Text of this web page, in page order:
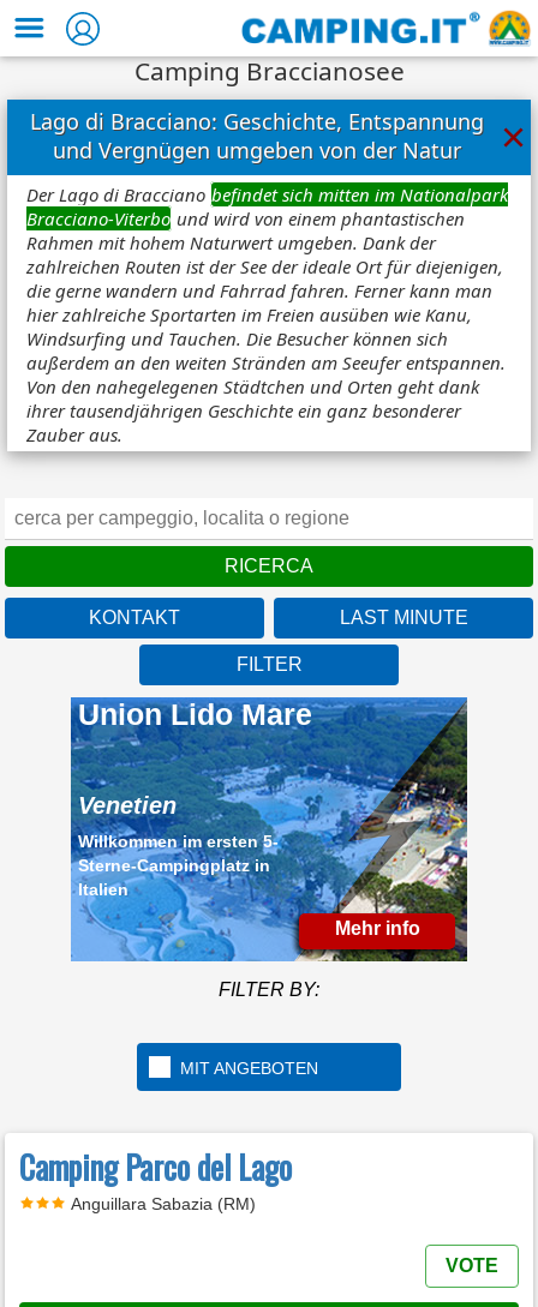
Camping Braccianosee
Lago di Bracciano: Geschichte, Entspannung
und Vergnügen umgeben von der Natur
×
Der Lago di Bracciano befindet sich mitten im Nationalpark
Bracciano-Viterbo und wird von einem phantastischen
Rahmen mit hohem Naturwert umgeben. Dank der
zahlreichen Routen ist der See der ideale Ort für diejenigen,
die gerne wandern und Fahrrad fahren. Ferner kann man
hier zahlreiche Sportarten im Freien ausüben wie Kanu,
Windsurfing und Tauchen. Die Besucher können sich
außerdem an den weiten Stränden am Seeufer entspannen.
Von den nahegelegenen Städtchen und Orten geht dank
ihrer tausendjährigen Geschichte ein ganz besonderer
Zauber aus.
KONTAKT LAST MINUTE
FILTER
Union Lido Mare
Venetien
Willkommen im ersten 5-
Sterne-Campingplatz in
Italien
Mehr info
FILTER BY:
MIT ANGEBOTEN
Camping Parco del Lago
Anguillara Sabazia (RM)
VOTE